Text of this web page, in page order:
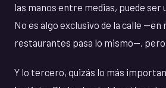
las manos entre medias, puede ser
No es algo exclusivo de la calle —en
restaurantes pasa lo mismo—, pero
Y lo tercero, quizás lo más